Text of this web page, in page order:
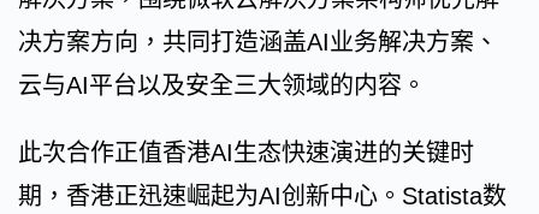
决方案方向，共同打造涵盖AI业务解决方案、
云与AI平台以及安全三大领域的内容。
此次合作正值香港AI生态快速演进的关键时
期，香港正迅速崛起为AI创新中心。Statista数